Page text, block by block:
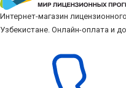
Интернет-магазин
Узбекистане. Онлайн-оплата и